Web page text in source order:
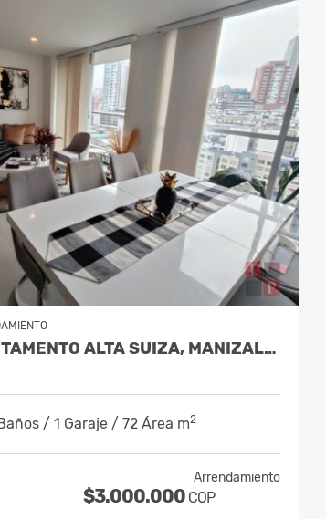
ALQUILER APARTAMENTO ALTA SUIZA, MANIZALES COD. 10033351
/ 1 Garaje / 72 Área m2
Arrendamiento
$3.000.000 COP